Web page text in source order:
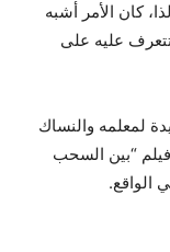
عامًا إضافية. لذا، كان الأمر أشبه
عليه على
لمعلمه والنساك
“بين السحب
الواقع.